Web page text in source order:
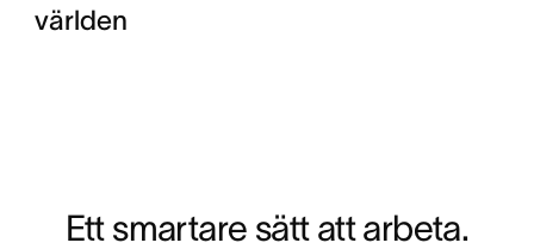
världen
Ett smartare sätt att arbeta.